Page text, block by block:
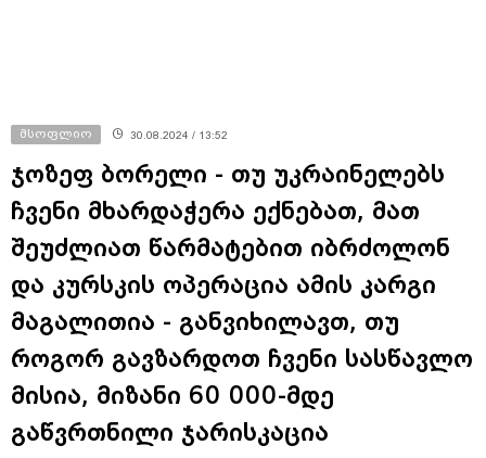
მსოფლიო 30.08.2024 / 13:52
ჯოზეფ ბორელი - თუ უკრაინელებს
ჩვენი მხარდაჭერა ექნებათ, მათ
შეუძლიათ წარმატებით იბრძოლონ
და კურსკის ოპერაცია ამის კარგი
მაგალითია - განვიხილავთ, თუ
როგორ გავზარდოთ ჩვენი სასწავლო
მისია, მიზანი 60 000-მდე
გაწვრთნილი ჯარისკაცია